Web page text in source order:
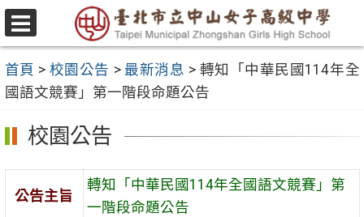
跳
至
要
內
容
區
選
單
首頁 > 校園公告 > 最新消息 > 轉知「中華民國114年全
國語文競賽」第一階段命題公告
校園公告
公告主旨
轉知「中華民國114年全國語文競賽」第
一階段命題公告